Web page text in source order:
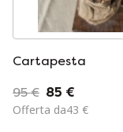
Cartapesta
95 € 85 €
Offerta da43 €